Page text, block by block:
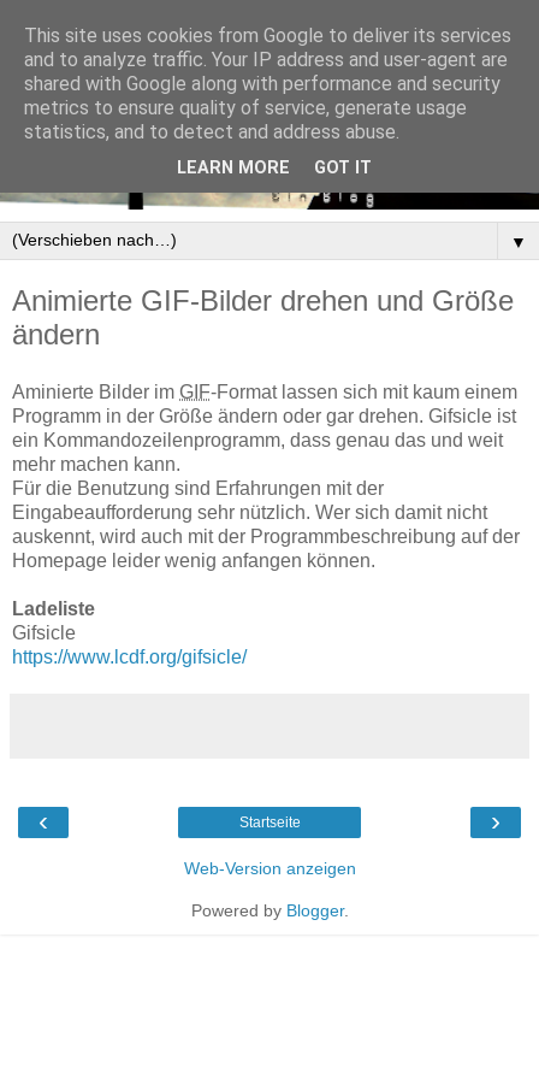
▼
Animierte GIF-Bilder drehen und Größe
ändern
Aminierte Bilder im GIF-Format lassen sich mit kaum einem
Programm in der Größe ändern oder gar drehen. Gifsicle ist
ein Kommandozeilenprogramm, dass genau das und weit
mehr machen kann.
Für die Benutzung sind Erfahrungen mit der
Eingabeaufforderung sehr nützlich. Wer sich damit nicht
auskennt, wird auch mit der Programmbeschreibung auf der
Homepage leider wenig anfangen können.
Ladeliste
Gifsicle
https://www.lcdf.org/gifsicle/
‹ ›
Startseite
Web-Version anzeigen
Powered by Blogger.
This site uses cookies from Google to deliver its services
and to analyze traffic. Your IP address and user-agent are
shared with Google along with performance and security
metrics to ensure quality of service, generate usage
statistics, and to detect and address abuse.
LEARN MORE GOT IT